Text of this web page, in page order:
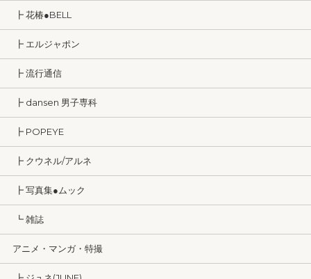
┣ 花椿●BELL
┣ エルジャポン
┣ 流行通信
┣ dansen 男子専科
┣ POPEYE
┣ クウネル/アルネ
┣ 写真集●ムック
┗ 雑誌
アニメ・マンガ・特撮